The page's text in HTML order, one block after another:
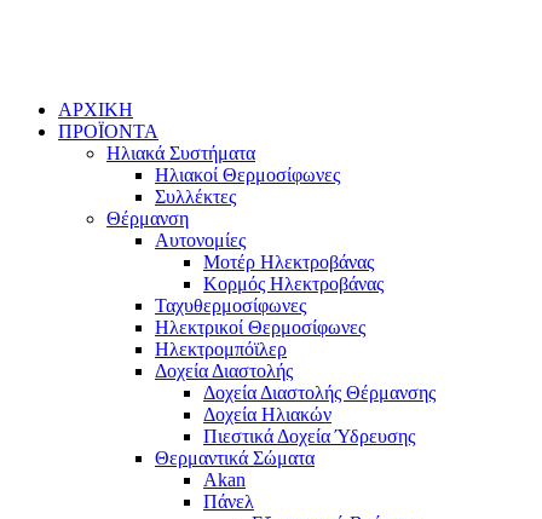
ΑΡΧΙΚΗ
ΠΡΟΪΟΝΤΑ
Ηλιακά Συστήματα
Ηλιακοί Θερμοσίφωνες
Συλλέκτες
Θέρμανση
Αυτονομίες
Μοτέρ Ηλεκτροβάνας
Κορμός Ηλεκτροβάνας
Ταχυθερμοσίφωνες
Ηλεκτρικοί Θερμοσίφωνες
Ηλεκτρομπόϊλερ
Δοχεία Διαστολής
Δοχεία Διαστολής Θέρμανσης
Δοχεία Ηλιακών
Πιεστικά Δοχεία Ύδρευσης
Θερμαντικά Σώματα
Akan
Πάνελ